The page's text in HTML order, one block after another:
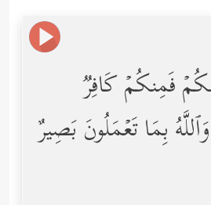
فَمِنكُمۡ كَافِرࣱ
بِمَا تَعۡمَلُونَ بَصِیرٌ